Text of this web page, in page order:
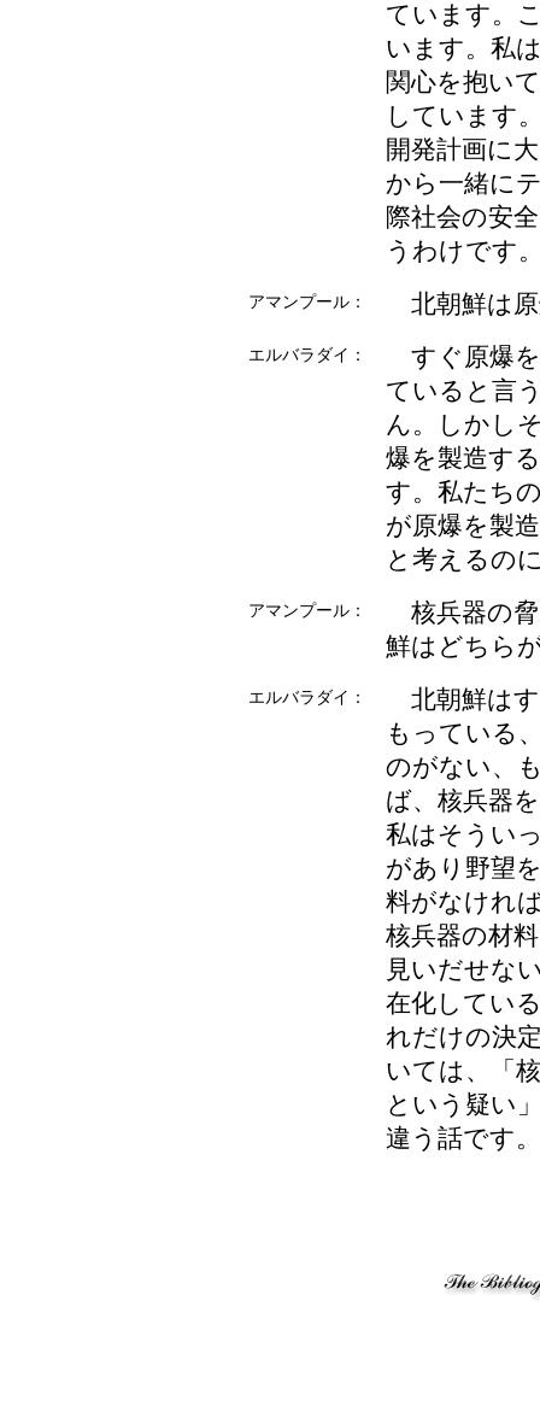
ています。
います。私
関心を抱い
しています
開発計画に
から一緒に
際社会の安
うわけです
アマンプール： 北朝鮮は
エルバラダイ：
すぐ原爆
ていると言
ん。しかし
爆を製造す
す。私たち
が原爆を製
と考えるの
アマンプール：
核兵器の
鮮はどちら
エルバラダイ：
北朝鮮は
もっている
のがない、
ば、核兵器
私はそうい
があり野望
料がなけれ
核兵器の材
見いだせな
在化してい
れだけの決
いては、「
という疑い
違う話です。